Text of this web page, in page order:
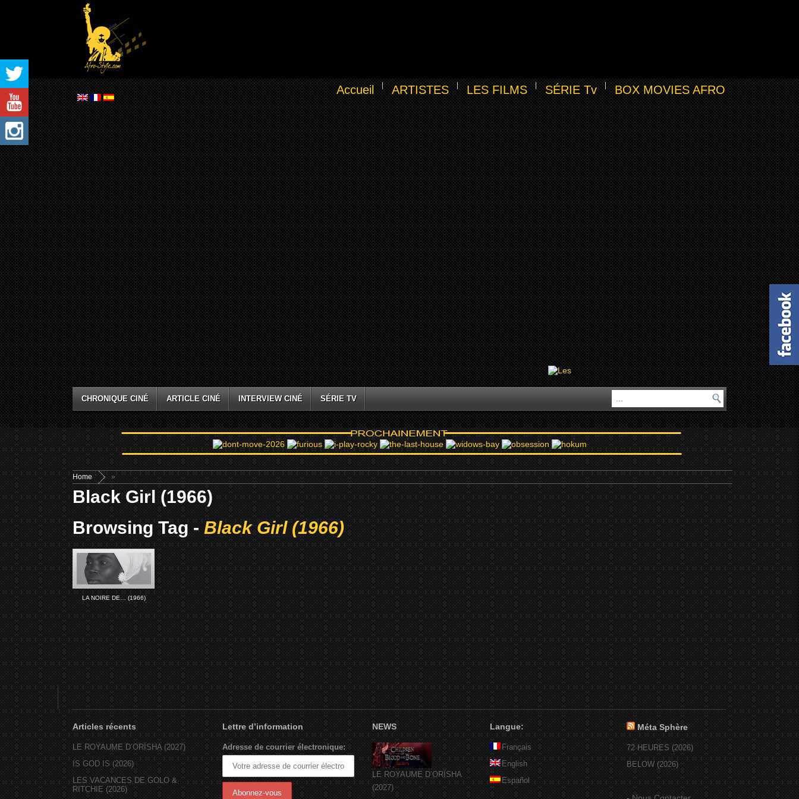
Accueil ARTISTES LES FILMS SÉRIE Tv BOX MOVIES AFRO
CHRONIQUE CINÉ ARTICLE CINÉ INTERVIEW CINÉ SÉRIE TV
Home »
Black Girl (1966)
Browsing Tag -Black Girl (1966)
LA NOIRE DE… (1966)
Articles récents
LE ROYAUME D’ORÏSHA (2027)
IS GOD IS (2026)
LES VACANCES DE GOLO &
RITCHIE (2026)
Lettre d’information
Adresse de courrier électronique:
NEWS
LE ROYAUME D’ORÏSHA
(2027)
Langue:
Français
English
Español
Méta Sphère
72 HEURES (2026)
BELOW (2026)